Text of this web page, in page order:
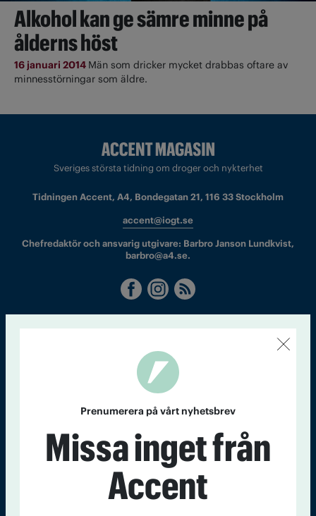
Alkohol kan ge sämre minne på
ålderns höst
16 januari 2014 Män som dricker mycket drabbas oftare av
minnesstörningar som äldre.
Sveriges största tidning om droger och nykterhet
Tidningen Accent, A4, Bondegatan 21, 116 33 Stockholm
accent@iogt.se
Chefredaktör och ansvarig utgivare: Barbro Janson Lundkvist,
barbro@a4.se.
Accent
Prenumerera på vårt nyhetsbrev
Missa inget från
Accent